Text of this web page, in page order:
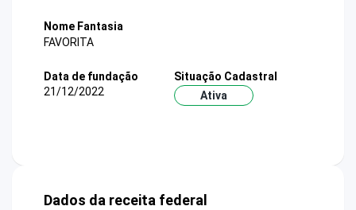
Nome Fantasia
FAVORITA
Data de fundação
21/12/2022
Situação Cadastral
Ativa
Dados da receita federal